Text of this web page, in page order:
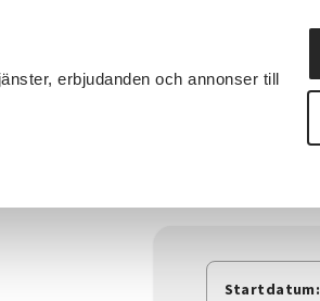
erbjudanden och annonser till
Startdatum: